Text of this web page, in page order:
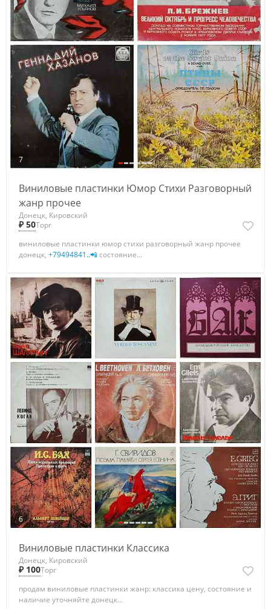
7
Виниловые пластинки Юмор Стихи Разговорный
жанр прочее
Донецк, Кировский
₽ 50Торг
виниловые пластинки юмор стихи разговорный жанр прочее
донецк, +79494841..📲состояние...
6
Виниловые пластинки Классика
Донецк, Кировский
₽ 100Торг
продам виниловые пластинки жанр: классика цену, состояние и
наличие уточняйте донецк...